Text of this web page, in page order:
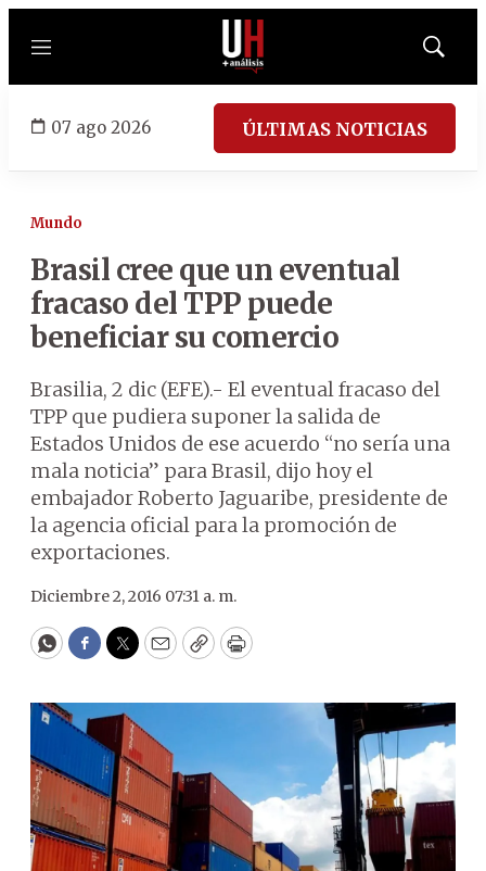
Menú
Mostrar
07 ago 2026 ÚLTIMAS NOTICIAS
Mundo
Brasil cree que un eventual
fracaso del TPP puede
beneficiar su comercio
Brasilia, 2 dic (EFE).- El eventual fracaso del
TPP que pudiera suponer la salida de
Estados Unidos de ese acuerdo “no sería una
mala noticia” para Brasil, dijo hoy el
embajador Roberto Jaguaribe, presidente de
la agencia oficial para la promoción de
exportaciones.
Diciembre 2, 2016 07:31 a. m.
WhatsApp
Facebook
Twitter
EmailCopyPrint